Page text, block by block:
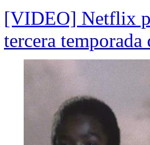
[VIDEO] Netflix
tercera